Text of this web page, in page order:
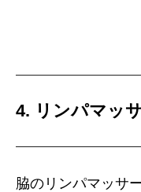
4. リンパマッ
脇のリンパマッサ